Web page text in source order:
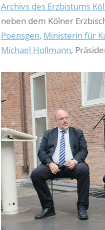
Archivs des Erzbistums
neben dem Kölner
Poensgen, Ministerin für
Michael Hollmann,